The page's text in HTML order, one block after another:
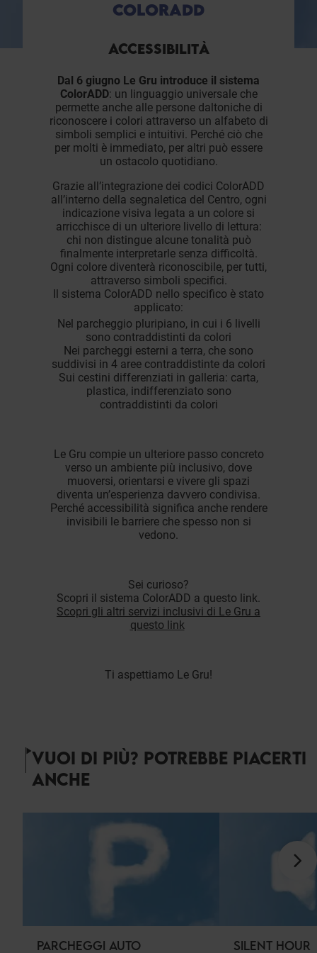
COLORADD
ACCESSIBILITÀ
Dal 6 giugno Le Gru introduce il sistema
ColorADD: un linguaggio universale che
permette anche alle persone daltoniche di
riconoscere i colori attraverso un alfabeto di
simboli semplici e intuitivi. Perché ciò che
per molti è immediato, per altri può essere
un ostacolo quotidiano.
Grazie all’integrazione dei codici ColorADD
all’interno della segnaletica del Centro, ogni
indicazione visiva legata a un colore si
arricchisce di un ulteriore livello di lettura:
chi non distingue alcune tonalità può
finalmente interpretarle senza difficoltà.
Ogni colore diventerà riconoscibile, per tutti,
attraverso simboli specifici.
Il sistema ColorADD nello specifico è stato
applicato:
Nel parcheggio pluripiano, in cui i 6 livelli
sono contraddistinti da colori
Nei parcheggi esterni a terra, che sono
suddivisi in 4 aree contraddistinte da colori
Sui cestini differenziati in galleria: carta,
plastica, indifferenziato sono
contraddistinti da colori
Le Gru compie un ulteriore passo concreto
verso un ambiente più inclusivo, dove
muoversi, orientarsi e vivere gli spazi
diventa un’esperienza davvero condivisa.
Perché accessibilità significa anche rendere
invisibili le barriere che spesso non si
vedono.
Sei curioso?
Scopri il sistema ColorADD a questo link.
Scopri gli altri servizi inclusivi di Le Gru a
questo link
Ti aspettiamo Le Gru!
VUOI DI PIÙ? POTREBBE PIACERTI
ANCHE
PARCHEGGI AUTO SILENT HOUR